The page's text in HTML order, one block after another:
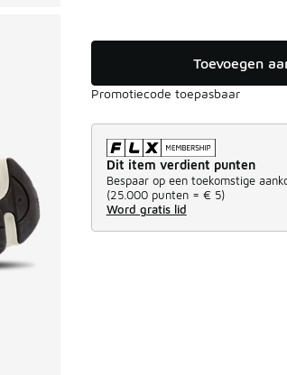
Toevoegen
Promotiecode toepasbaar
Dit item verdient punten
Bespaar op een toekomstige
(25.000 punten = € 5)
Word gratis lid